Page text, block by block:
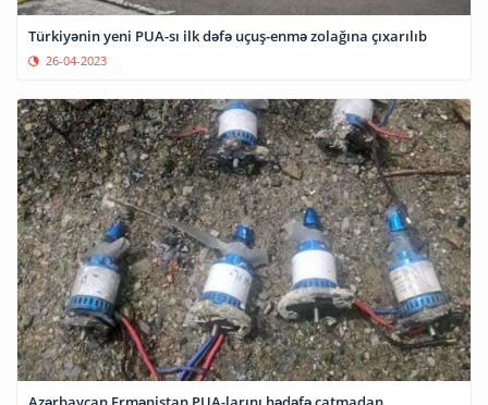
Türkiyənin yeni PUA-sı ilk dəfə uçuş-enmə zolağına çıxarılıb
26-04-2023